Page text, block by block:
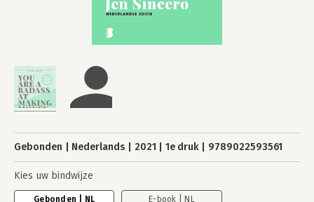
Gebonden Nederlands 2021 1e druk 9789022593561
Kies uw bindwijze
Gebonden | NL E-book | NL